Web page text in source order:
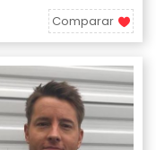
Comparar